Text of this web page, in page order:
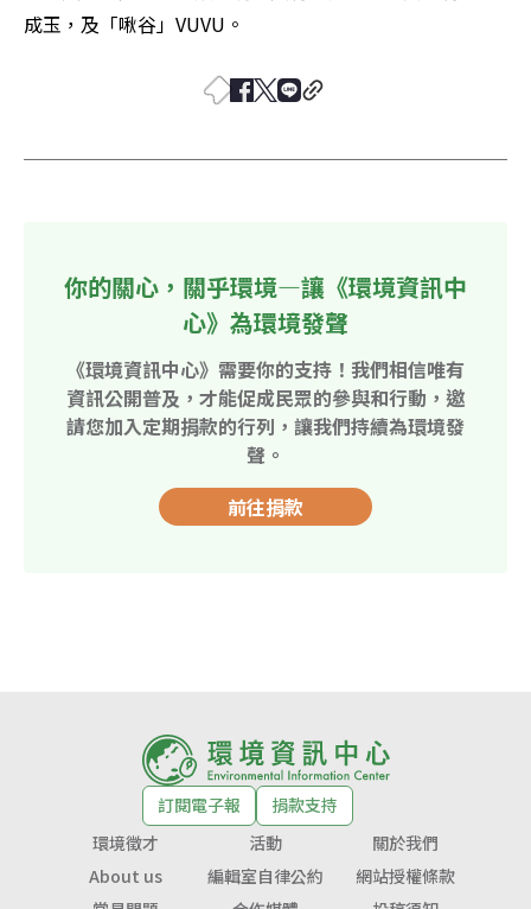
成玉，及「啾谷」VUVU。
你的關心，關乎環境—讓《環境資訊中
心》為環境發聲
《環境資訊中心》需要你的支持！我們相信唯有
資訊公開普及，才能促成民眾的參與和行動，邀
請您加入定期捐款的行列，讓我們持續為環境發
聲。
前往捐款
訂閱電子報
捐款支持
環境徵才
活動
關於我們
About us
編輯室自律公約
網站授權條款